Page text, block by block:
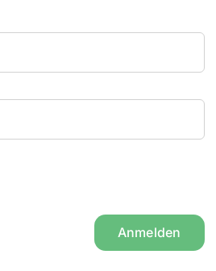
Anmelden